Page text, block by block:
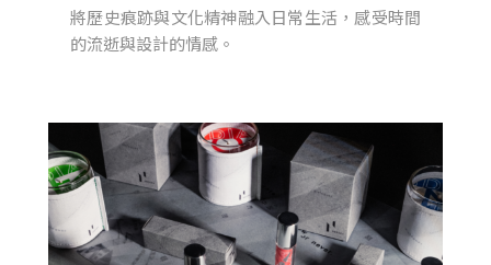
將歷史痕跡與文化精神融入日常生活，感受時間
的流逝與設計的情感。